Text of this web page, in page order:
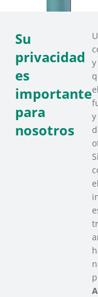
del
Su
privacidad
es
importante
para
nosotros
el